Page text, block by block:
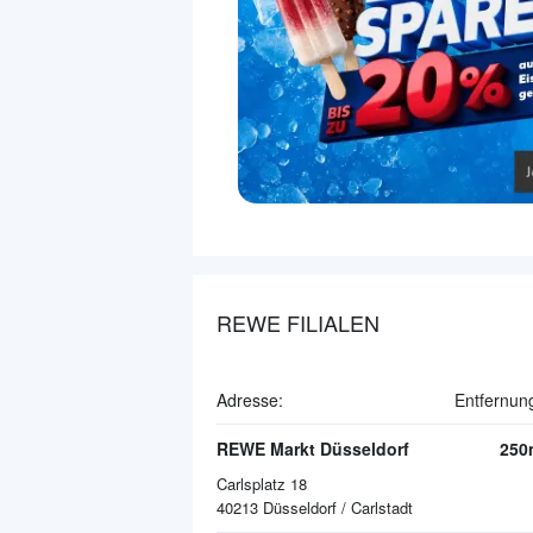
REWE FILIALEN
Adresse:
REWE Markt Düsseldorf
Carlsplatz 18
40213 Düsseldorf / Carlstadt